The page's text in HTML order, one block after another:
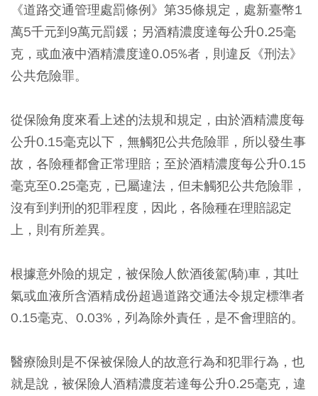
《道路交通管理處罰條例》第35條規定，處新臺幣1
萬5千元到9萬元罰鍰；另酒精濃度達每公升0.25毫
克，或血液中酒精濃度達0.05%者，則違反《刑法》
公共危險罪。
從保險角度來看上述的法規和規定，由於酒精濃度每
公升0.15毫克以下，無觸犯公共危險罪，所以發生事
故，各險種都會正常理賠；至於酒精濃度每公升0.15
毫克至0.25毫克，已屬違法，但未觸犯公共危險罪，
沒有到判刑的犯罪程度，因此，各險種在理賠認定
上，則有所差異。
根據意外險的規定，被保險人飲酒後駕(騎)車，其吐
氣或血液所含酒精成份超過道路交通法令規定標準者
0.15毫克、0.03%，列為除外責任，是不會理賠的。
醫療險則是不保被保險人的故意行為和犯罪行為，也
就是說，被保險人酒精濃度若達每公升0.25毫克，違